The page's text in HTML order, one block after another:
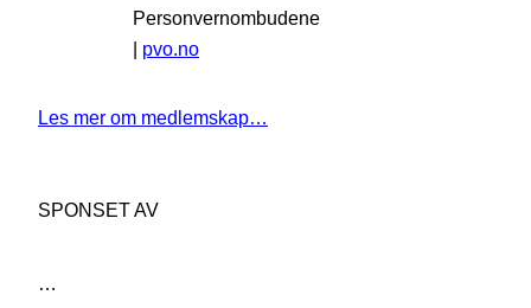
Personvernombudene
| pvo.no
Les mer om medlemskap…
SPONSET AV
…